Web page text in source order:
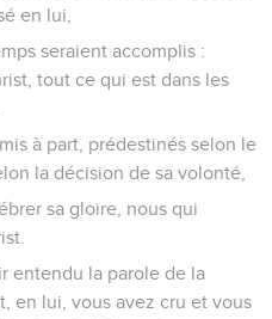
en lui,
seraient accomplis :
tout ce qui est dans les
à part, prédestinés selon le
la décision de sa volonté,
sa gloire, nous qui
entendu la parole de la
en lui, vous avez cru et vous